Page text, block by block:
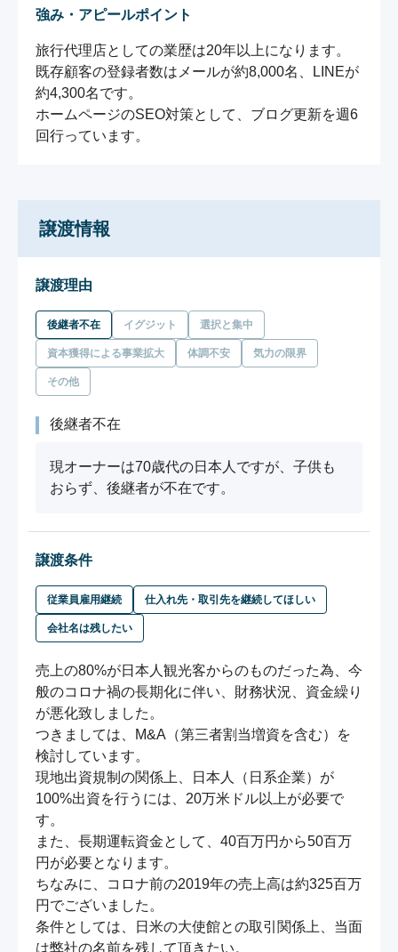
強み・アピールポイント
旅行代理店としての業歴は20年以上になります。
既存顧客の登録者数はメールが約8,000名、LINEが
約4,300名です。
ホームページのSEO対策として、ブログ更新を週6
譲渡情報
譲渡理由
後継者不在 イグジット 選択と集中
資本獲得による事業拡大 体調不安 気力の限界
その他
後継者不在
現オーナーは70歳代の日本人ですが、子供も
おらず、後継者が不在です。
譲渡条件
従業員雇用継続 仕入れ先・取引先を継続してほしい
会社名は残したい
売上の80%が日本人観光客からのものだった為、今
般のコロナ禍の長期化に伴い、財務状況、資金繰り
が悪化致しました。
つきましては、M&A（第三者割当増資を含む）を
検討しています。
現地出資規制の関係上、日本人（日系企業）が
100%出資を行うには、20万米ドル以上が必要で
す。
また、長期運転資金として、40百万円から50百万
円が必要となります。
ちなみに、コロナ前の2019年の売上高は約325百万
円でございました。
条件としては、日米の大使館との取引関係上、当面
は弊社の名前を残して頂きたい。